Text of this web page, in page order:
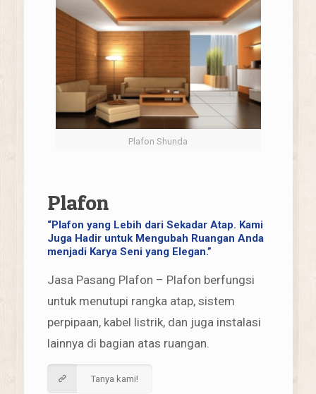
Plafon Shunda
Plafon
“Plafon yang Lebih dari Sekadar Atap. Kami
Juga Hadir untuk Mengubah Ruangan Anda
menjadi Karya Seni yang Elegan.”
Jasa Pasang Plafon – Plafon berfungsi
untuk menutupi rangka atap, sistem
perpipaan, kabel listrik, dan juga instalasi
lainnya di bagian atas ruangan.
Tanya kami!